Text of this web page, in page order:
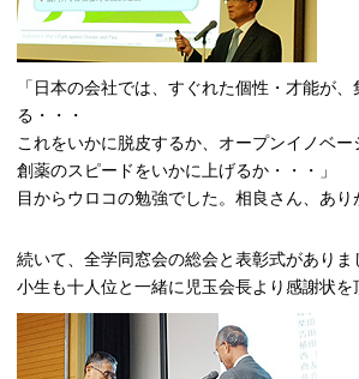
「日本の会社では、すぐれた個性・才能が
る・・・
これをいかに脱皮するか、オープンイノベー
創薬のスピードをいかに上げるか・・・」
目からウロコの勉強でした。相良さん、あり
続いて、全学同窓会の総会と表彰式がありま
小生も十人位と一緒に児玉会長より感謝